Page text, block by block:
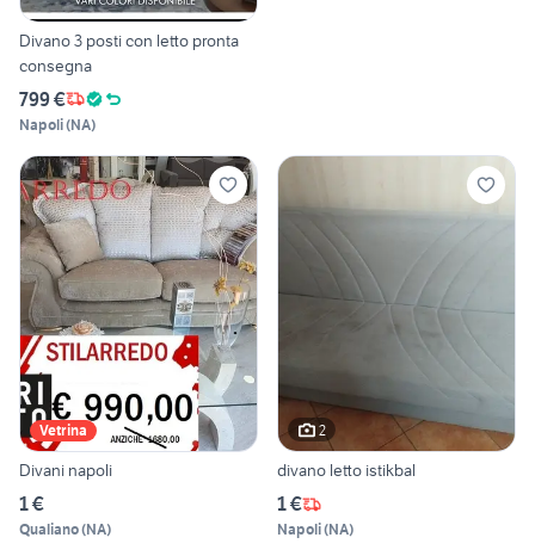
Divano 3 posti con letto pronta
consegna
799 €
Napoli(NA)
Vetrina
Divani napoli
1 €
Qualiano(NA)
2
divano letto istikbal
1 €
Napoli(NA)